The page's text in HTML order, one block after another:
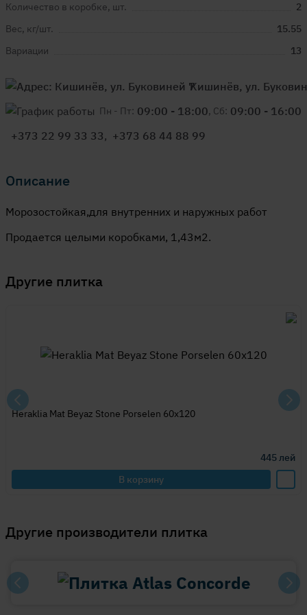
Количество в коробке, шт.
2
Вес, кг/шт.
15.55
Вариации
13
Кишинёв, ул.
Пн - Пт: 09:00 - 18:00, Сб: 09:00 - 16:00
+373 22 99 33 33, +373 68 44 88 99
Описание
Морозостойкая,для внутренних и наружных работ
Продается целыми коробками, 1,43м2.
Другие плитка
Heraklia Mat Beyaz Stone Porselen 60x120
445лей
В корзину
Другие производители плитка